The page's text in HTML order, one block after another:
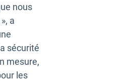
nous
a
sécurité
mesure,
les